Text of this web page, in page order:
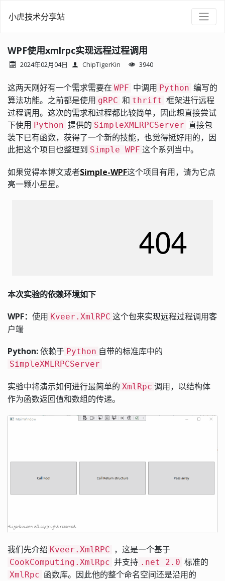
小虎技术分享站
WPF使用xmlrpc实现远程过程调用
2024年02月04日 ChipTigerKin 3940
这两天刚好有一个需求需要在 WPF 中调用 Python 编写的
算法功能。之前都是使用 gRPC 和 thrift 框架进行远程
过程调用。这次的需求和过程都比较简单，因此想直接尝试
下使用 Python 提供的 SimpleXMLRPCServer 直接包
装下已有函数，获得了一个新的技能，也觉得挺好用的，因
此把这个项目也整理到 Simple WPF 这个系列当中。
如果觉得本博文或者Simple-WPF这个项目有用，请为它点
亮一颗小星星。
本次实验的依赖环境如下
WPF： 使用 Kveer.XmlRPC 这个包来实现远程过程调用客
户端
Python:依赖于 Python 自带的标准库中的
SimpleXMLRPCServer
实验中将演示如何进行最简单的 XmlRpc 调用，以结构体
作为函数返回值和数组的传递。
我们先介绍 Kveer.XmlRPC ，这是一个基于
CookComputing.XmlRpc 并支持 .net 2.0 标准的
XmlRpc 函数库。因此他的整个命名空间还是沿用的